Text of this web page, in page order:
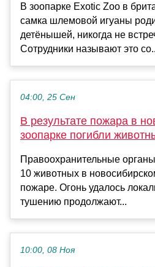
В зоопарке Exotic Zoo в
самка шлемовой игуаны
детёнышей, никогда не
Сотрудники называют это
04:00, 25 Сен
В результате пожара в
зоопарке погибли
Правоохранительные
10 животных в
пожаре. Огонь удалось
тушению продолжают...
10:00, 08 Ноя